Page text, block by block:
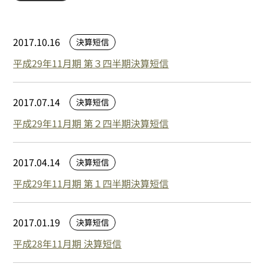
2017.10.16 決算短信
平成29年11月期 第３四半期決算短信
2017.07.14 決算短信
平成29年11月期 第２四半期決算短信
2017.04.14 決算短信
平成29年11月期 第１四半期決算短信
2017.01.19 決算短信
平成28年11月期 決算短信